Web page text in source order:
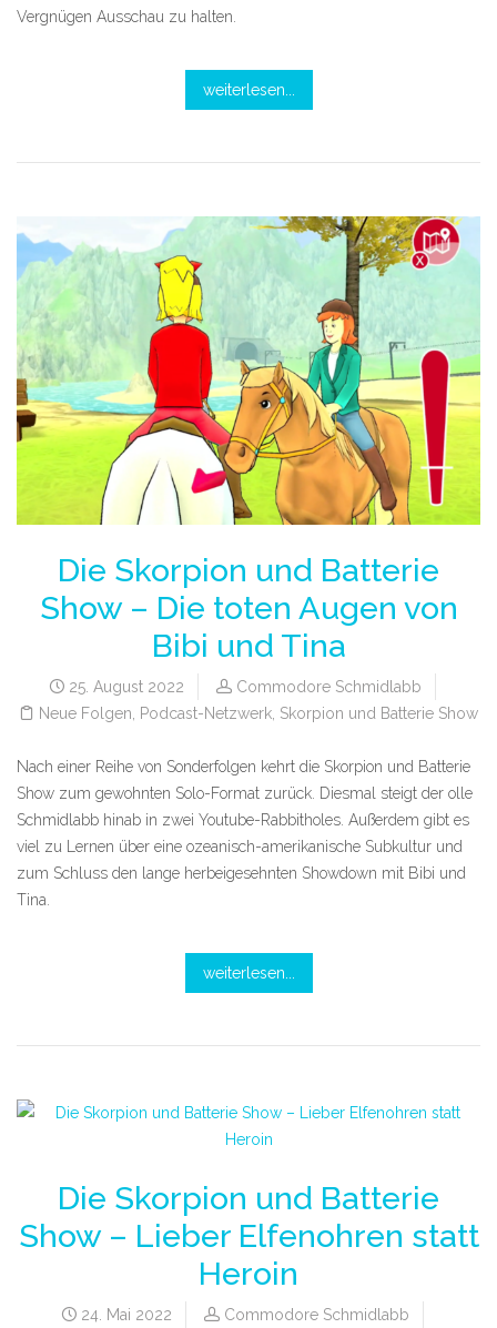
Vergnügen Ausschau zu halten.
weiterlesen...
Die Skorpion und Batterie
Show – Die toten Augen von
Bibi und Tina
25. August 2022
Commodore Schmidlabb
Neue Folgen, Podcast-Netzwerk, Skorpion und Batterie Show
Nach einer Reihe von Sonderfolgen kehrt die Skorpion und Batterie
Show zum gewohnten Solo-Format zurück. Diesmal steigt der olle
Schmidlabb hinab in zwei Youtube-Rabbitholes. Außerdem gibt es
viel zu Lernen über eine ozeanisch-amerikanische Subkultur und
zum Schluss den lange herbeigesehnten Showdown mit Bibi und
Tina.
weiterlesen...
Die Skorpion und Batterie
Show – Lieber Elfenohren statt
Heroin
24. Mai 2022
Commodore Schmidlabb